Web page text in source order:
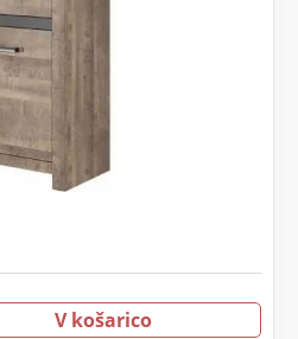
V košarico